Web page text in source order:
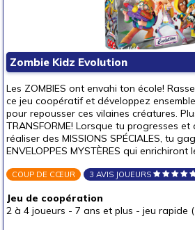
Zombie Kidz Evolution
Les ZOMBIES ont envahi ton école!
ce jeu coopératif et développez
pour repousser ces vilaines créatures.
TRANSFORME! Lorsque tu progresses
réaliser des MISSIONS SPÉCIALES, tu
ENVELOPPES MYSTÈRES qui enrichiront
COUP DE CŒUR 3 AVIS JOUEURS
Jeu de coopération
2 à 4 joueurs - 7 ans et plus - jeu rapide